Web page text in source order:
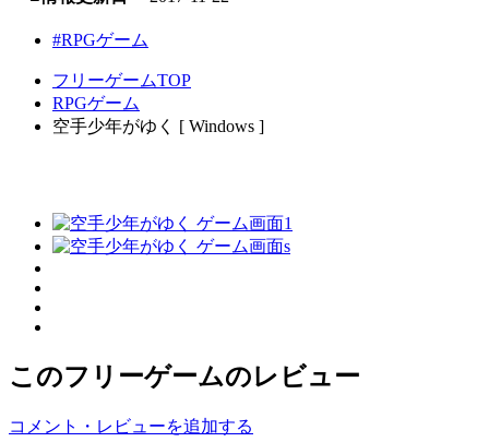
#RPGゲーム
フリーゲームTOP
RPGゲーム
空手少年がゆく [ Windows ]
このフリーゲームのレビュー
コメント・レビューを追加する